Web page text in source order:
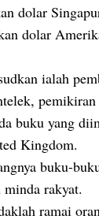
dolar
dolar
ialah
buku yang
Kingdom.
buku-
minda rakyat.
ramai